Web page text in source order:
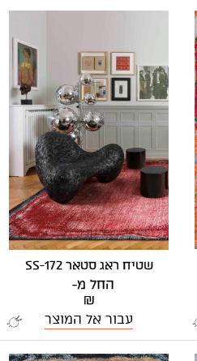
שטיח ראג סטאר SS-172
החל מ-
₪
עבור אל המוצר